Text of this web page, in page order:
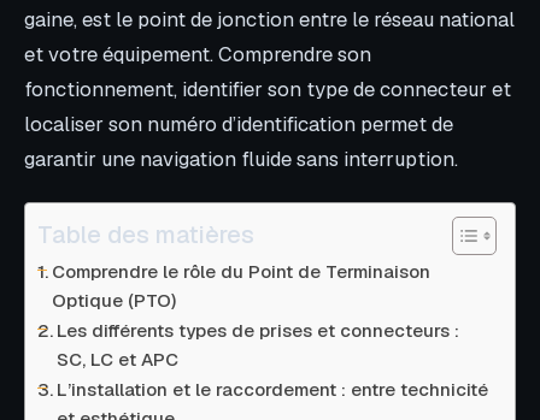
gaine, est le point de jonction entre le réseau national
et votre équipement. Comprendre son
fonctionnement, identifier son type de connecteur et
localiser son numéro d’identification permet de
garantir une navigation fluide sans interruption.
Table des matières
Comprendre le rôle du Point de Terminaison
Optique (PTO)
Les différents types de prises et connecteurs :
SC, LC et APC
L’installation et le raccordement : entre technicité